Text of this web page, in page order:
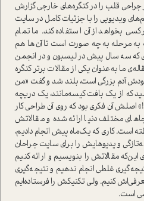
جراحی قلب را در کنگره‌های خارجی گزارش
ویدیویی را با جزئیات کامل در سایت
بخواهد از آن ا‌ستفاده کند. ما تمام
به مرحله به چه صورت ا‌ست تا آن‌ها هم
که سه سال پیش در لیسبون و در انجمن
ما به‌عنوان یکی از مقالات برتر کنگره
آدم بزرگی ا‌ست، بلند شد و گفت «من
که از یک بافت کیسه‌مانند، یک دریچه
اصلش آن فکری بود که روی آن طراحی کار
مختلف دنیا ارائه شده و مقالاتش
ا‌ست. کاری که یک‌ماه پیش انجام دادیم،
ویدیوهایش را برای سایت جراحان
این‌که مقالاتش را بنویسیم و ارائه کنیم
غلطی انجام ندهیم و نتیجه‌گیری
کنیم. ولی تکنیکش را فرستاده‌ایم
ا‌ست.